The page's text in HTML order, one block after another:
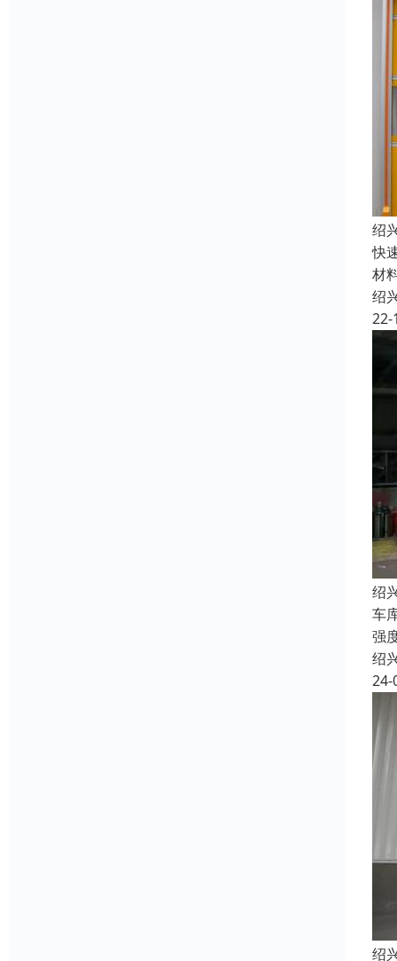
绍
快
材
绍
22-
绍
车
强
绍
24-
绍